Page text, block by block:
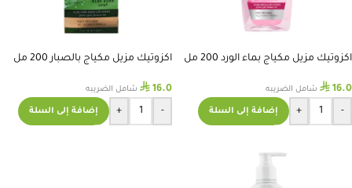
اكزوتيك مزيل مكياج بماء الورد 200 مل
⃁ 16.0 شامل الضريبه
-
+ إضافة إلى السلة
اكزوتيك مزيل مكياج بالصبار 200 مل
⃁ 16.0 شامل الضريبه
-
+ إضافة إلى السلة